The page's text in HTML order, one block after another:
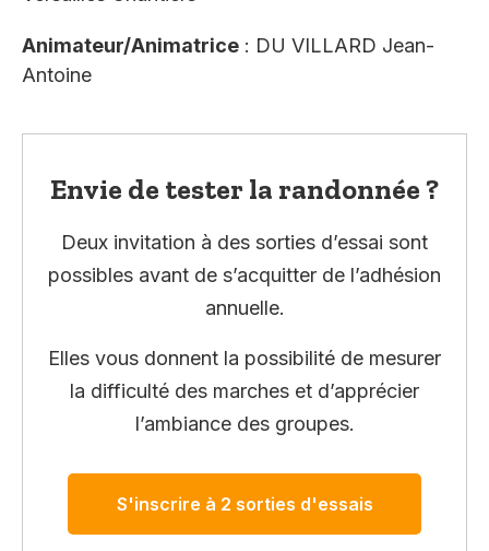
Animateur/Animatrice : DU VILLARD Jean-
Antoine
Envie de tester la randonnée ?
Deux invitation à des sorties d’essai sont
possibles avant de s’acquitter de l’adhésion
annuelle.
Elles vous donnent la possibilité de mesurer
la difficulté des marches et d’apprécier
l’ambiance des groupes.
S'inscrire à 2 sorties d'essais